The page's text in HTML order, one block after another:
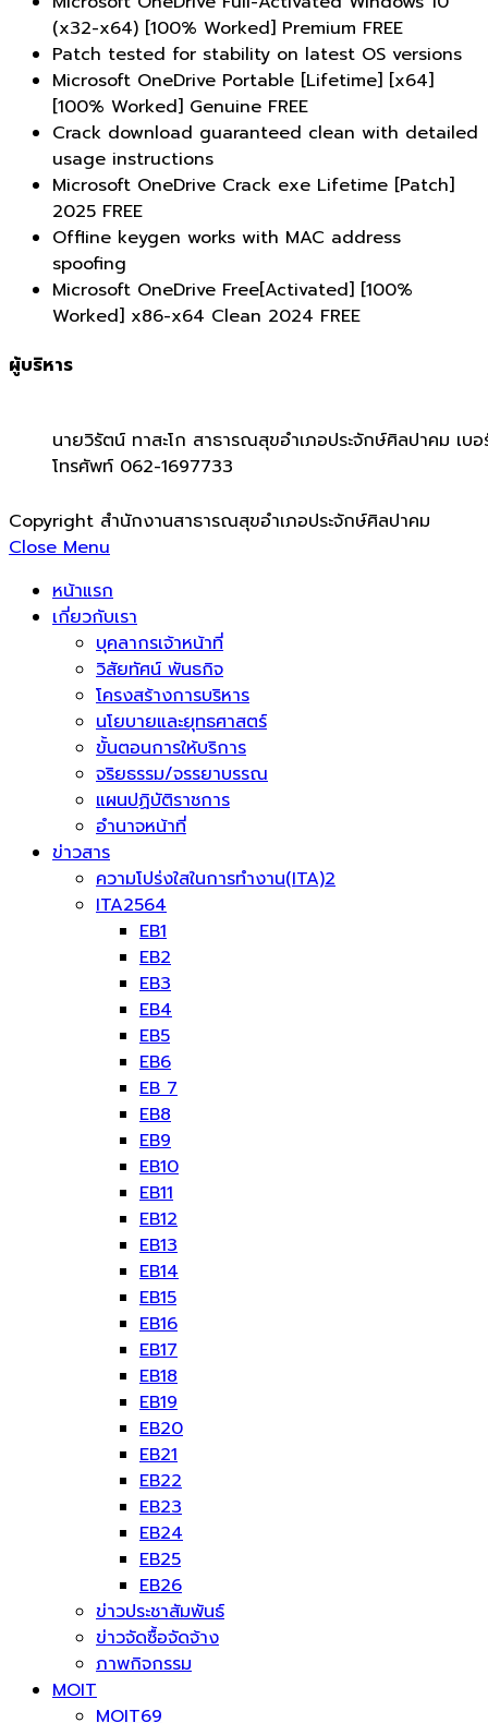
(x32-x64) [100% Worked] Premium FREE
Patch tested for stability on latest OS versions
Microsoft OneDrive Portable [Lifetime] [x64]
[100% Worked] Genuine FREE
Crack download guaranteed clean with detailed
usage instructions
Microsoft OneDrive Crack exe Lifetime [Patch]
2025 FREE
Offline keygen works with MAC address
spoofing
Microsoft OneDrive Free[Activated] [100%
Worked] x86-x64 Clean 2024 FREE
ผู้บริหาร
นายวิรัตน์ ทาสะโก สาธารณสุขอำเภอประจักษ์ศิลปาคม เบอ
โทรศัพท์ 062-1697733
Copyright สำนักงานสาธารณสุขอำเภอประจักษ์ศิลปาคม
Close Menu
หน้าแรก
เกี่ยวกับเรา
บุคลากรเจ้าหน้าที่
วิสัยทัศน์ พันธกิจ
โครงสร้างการบริหาร
นโยบายและยุทธศาสตร์
ขั้นตอนการให้บริการ
จริยธรรม/จรรยาบรรณ
แผนปฏิบัติราชการ
อำนาจหน้าที่
ข่าวสาร
ความโปร่งใสในการทำงาน(ITA)2
ITA2564
EB1
EB2
EB3
EB4
EB5
EB6
EB 7
EB8
EB9
EB10
EB11
EB12
EB13
EB14
EB15
EB16
EB17
EB18
EB19
EB20
EB21
EB22
EB23
EB24
EB25
EB26
ข่าวประชาสัมพันธ์
ข่าวจัดซื้อจัดจ้าง
ภาพกิจกรรม
MOIT
MOIT69